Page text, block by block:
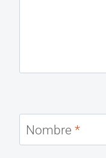
Nombre *